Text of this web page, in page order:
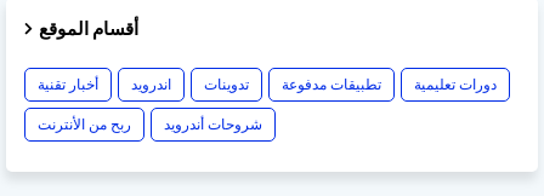
أقسام الموقع
أخبار تقنية اندرويد تدوينات تطبيقات مدفوعة
دورات تعليمية
ربح من الأنترنت
شروحات أندرويد